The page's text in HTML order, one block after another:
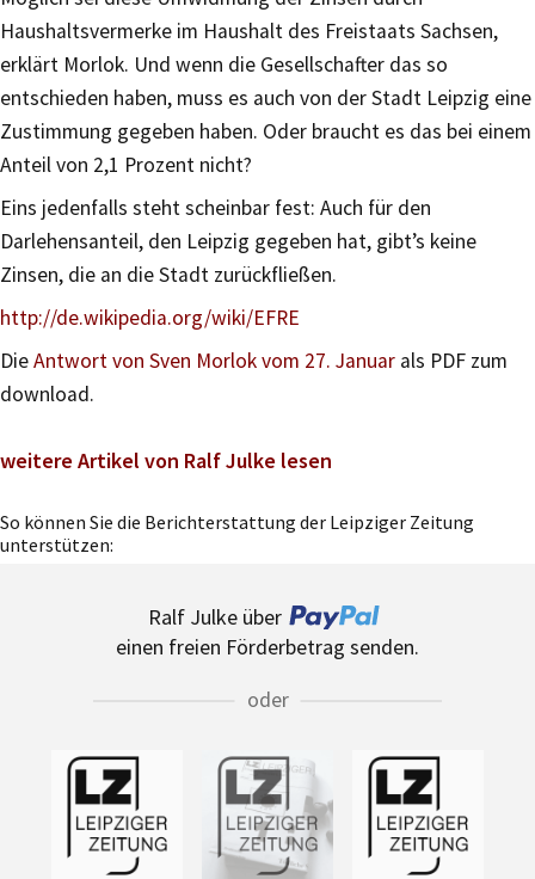
Haushaltsvermerke im Haushalt des Freistaats Sachsen,
erklärt Morlok. Und wenn die Gesellschafter das so
entschieden haben, muss es auch von der Stadt Leipzig eine
Zustimmung gegeben haben. Oder braucht es das bei einem
Anteil von 2,1 Prozent nicht?
Eins jedenfalls steht scheinbar fest: Auch für den
Darlehensanteil, den Leipzig gegeben hat, gibt’s keine
Zinsen, die an die Stadt zurückfließen.
http://de.wikipedia.org/wiki/EFRE
DieAntwort von Sven Morlok vom 27. Januar als PDF zum
download.
weitere Artikel von Ralf Julke lesen
So können Sie die Berichterstattung der Leipziger Zeitung
unterstützen:
Ralf Julke über
einen freien Förderbetrag senden.
oder